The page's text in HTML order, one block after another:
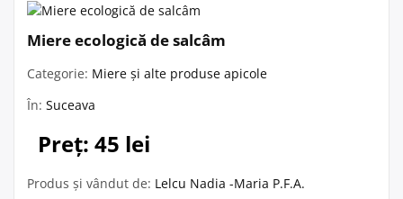
Miere ecologică de salcâm
Categorie: Miere și alte produse apicole
În: Suceava
Preț: 45 lei
Produs și vândut de: Lelcu Nadia -Maria P.F.A.